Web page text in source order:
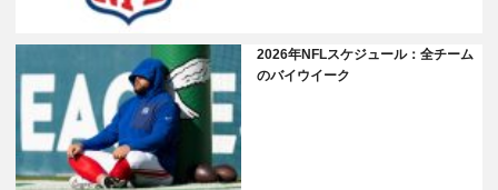
2026年NFLスケジュール：全チーム
のバイウイーク